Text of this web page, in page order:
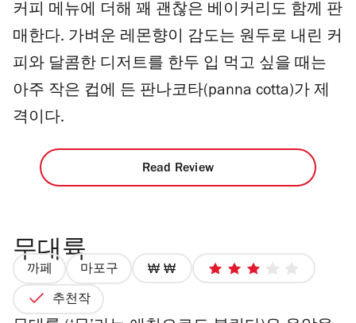
커피 메뉴에 더해 꽤 괜찮은 베이커리도 함께 판
매한다. 가벼운 레몬향이 감도는 원두로 내린 커
피와 달콤한 디저트를 한두 입 먹고 싶을 때는
아주 작은 컵에 든 판나코타(panna cotta)가 제
격이다.
Read Review
무대륙
까페 마포구
가
3
추천작